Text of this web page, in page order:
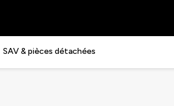
SAV & pièces détachées